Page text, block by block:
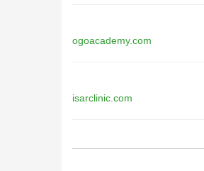
ogoacademy.com
isarclinic.com